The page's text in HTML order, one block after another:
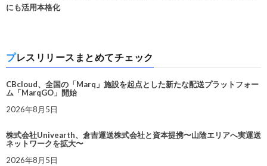
にも活用本格化
プレスリリースまとめてチェック
CBcloud、全国の「Marq」施設を起点とした新たな配送プラットフォー
ム「MarqGO」開始
2026年8月5日
株式会社Univearth、倉吉運送株式会社と資本提携〜山陰エリアへ実運送
ネットワークを拡大〜
2026年8月5日